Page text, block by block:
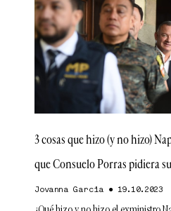
3 cosas que hizo (y no hizo)
que Consuelo Porras pidiera
Jovanna Garcia 19.10.2023